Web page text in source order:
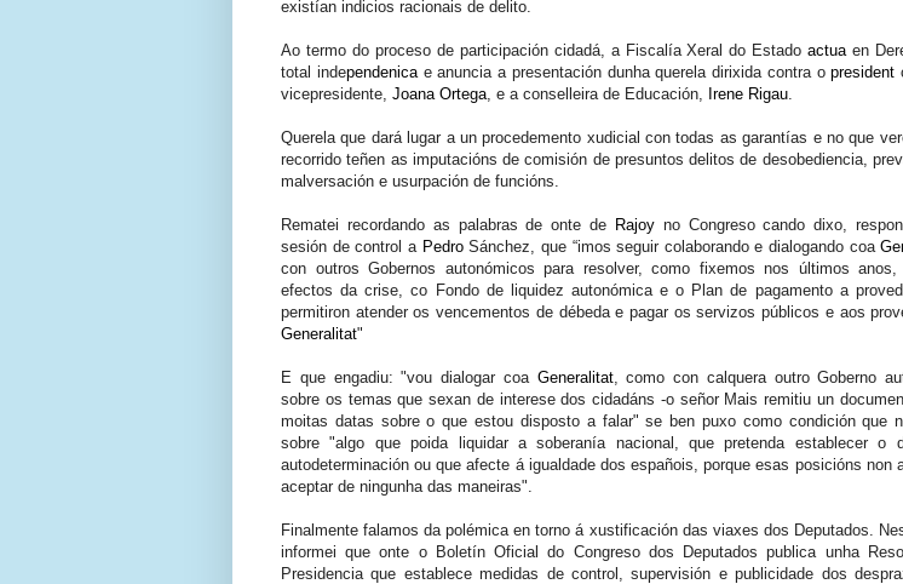
existían indicios racionais de delito.
Ao termo do proceso de participación cidadá, a Fiscalía Xeral do Estadoactua en
total independenicae anuncia a presentación dunha querela dirixida contra opresident
vicepresidente, Joana Ortega , e a conselleira de Educación, Irene Rigau
Querela que dará lugar a un procedemento xudicial con todas as garantías e no que
recorrido teñen as imputacións de comisión de presuntos delitos de desobediencia,
malversación e usurpación de funcións.
Rematei recordando as palabras de onte de Rajoyno Congreso cando dixo,
sesión de control a PedroSánchez, que “imos seguir colaborando e dialogando coa
con outros Gobernos autonómicos para resolver, como fixemos nos últimos
efectos da crise, co Fondo de liquidez autonómica e o Plan de pagamento a
permitiron atender os vencementos de débeda e pagar os servizos públicos e aos
Generalitat"
E que engadiu: "vou dialogar coa Generalitat, como con calquera outro Goberno
sobre os temas que sexan de interese dos cidadáns -o señor Mais remitiu un
moitas datas sobre o que estou disposto a falar" se ben puxo como condición que
sobre "algo que poida liquidar a soberanía nacional, que pretenda establecer o
autodeterminación ou que afecte á igualdade dos españois, porque esas posicións non
aceptar de ningunha das maneiras".
Finalmente falamos da polémica en torno á xustificación das viaxes dos Deputados.
informei que onte o Boletín Oficial do Congreso dos Deputados publica unha
Presidencia que establece medidas de control, supervisión e publicidade dos